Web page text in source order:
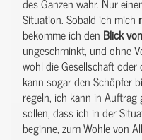
Situation. Sobald ich mich
bekomme ich den Blickvon
ungeschminkt, und ohne
wohl die Gesellschaft
kann sogar den Schöpfer
regeln, ich kann in
sollen, dass ich in der
beginne, zum Wohle von